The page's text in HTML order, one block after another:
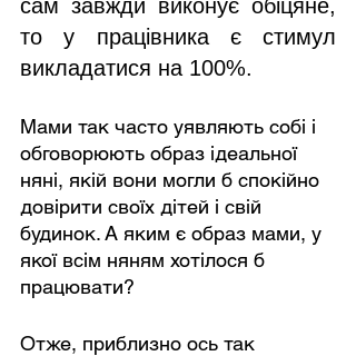
сам завжди виконує обіцяне,
то у працівника є стимул
викладатися на 100%.
Мами так часто уявляють собі і
обговорюють образ ідеальної
няні, якій вони могли б спокійно
довірити своїх дітей і свій
будинок. А яким є образ мами, у
якої всім няням хотілося б
працювати?
Отже, приблизно ось так